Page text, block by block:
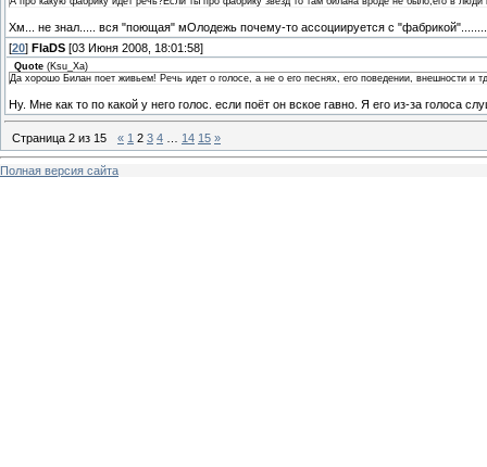
Хм... не знал..... вся "поющая" мОлодежь почему-то ассоциируется с "фабрикой"........
[20] FlaDS [03 Июня 2008, 18:01:58]
Quote (Ksu_Xa)
Да хорошо Билан поет живьем! Речь идет о голосе, а не о его песнях, его поведении, внешности и
Ну. Мне как то по какой у него голос. если поёт он вское гавно. Я его из-за голоса
Страница 2 из 15 « 1 2 3 4 14 15 »
Полная версия сайта